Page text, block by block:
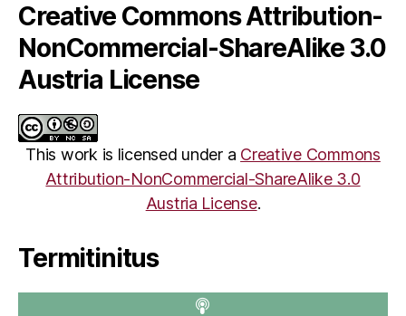
Creative Commons Attribution-
NonCommercial-ShareAlike 3.0
Austria License
This work is licensed under a Creative Commons
Attribution-NonCommercial-ShareAlike 3.0
Austria License.
Termitinitus